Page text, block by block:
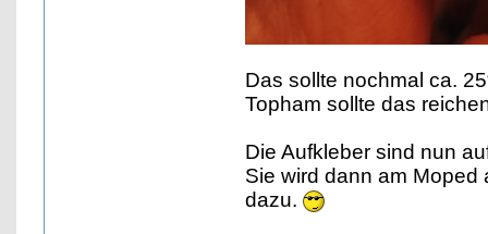
Das sollte nochmal ca.
Topham sollte das
Die Aufkleber sind nun
Sie wird dann am
dazu.